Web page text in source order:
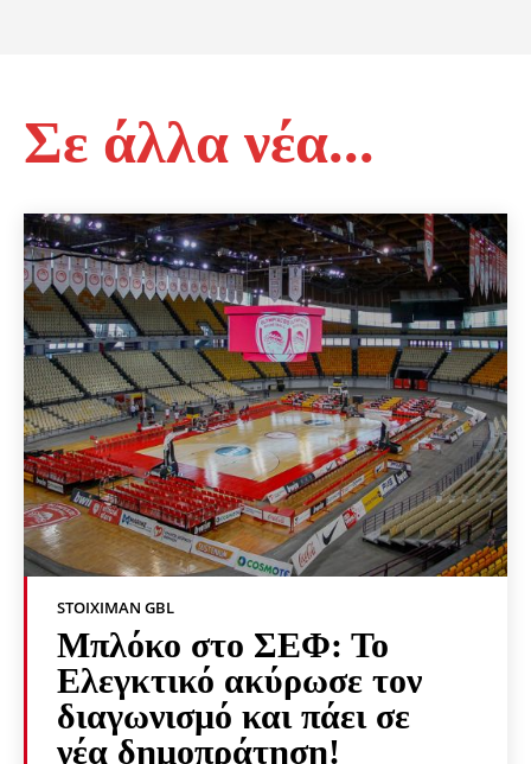
Σε άλλα νέα...
STOIXIMAN GBL
Μπλόκο στο ΣΕΦ: Το
Ελεγκτικό ακύρωσε τον
διαγωνισμό και πάει σε
νέα δημοπράτηση!